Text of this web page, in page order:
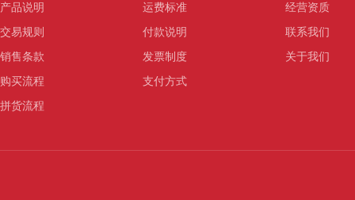
产品说明
交易规则
销售条款
购买流程
拼货流程
运费标准
付款说明
发票制度
支付方式
经营资质
联系我们
关于我们